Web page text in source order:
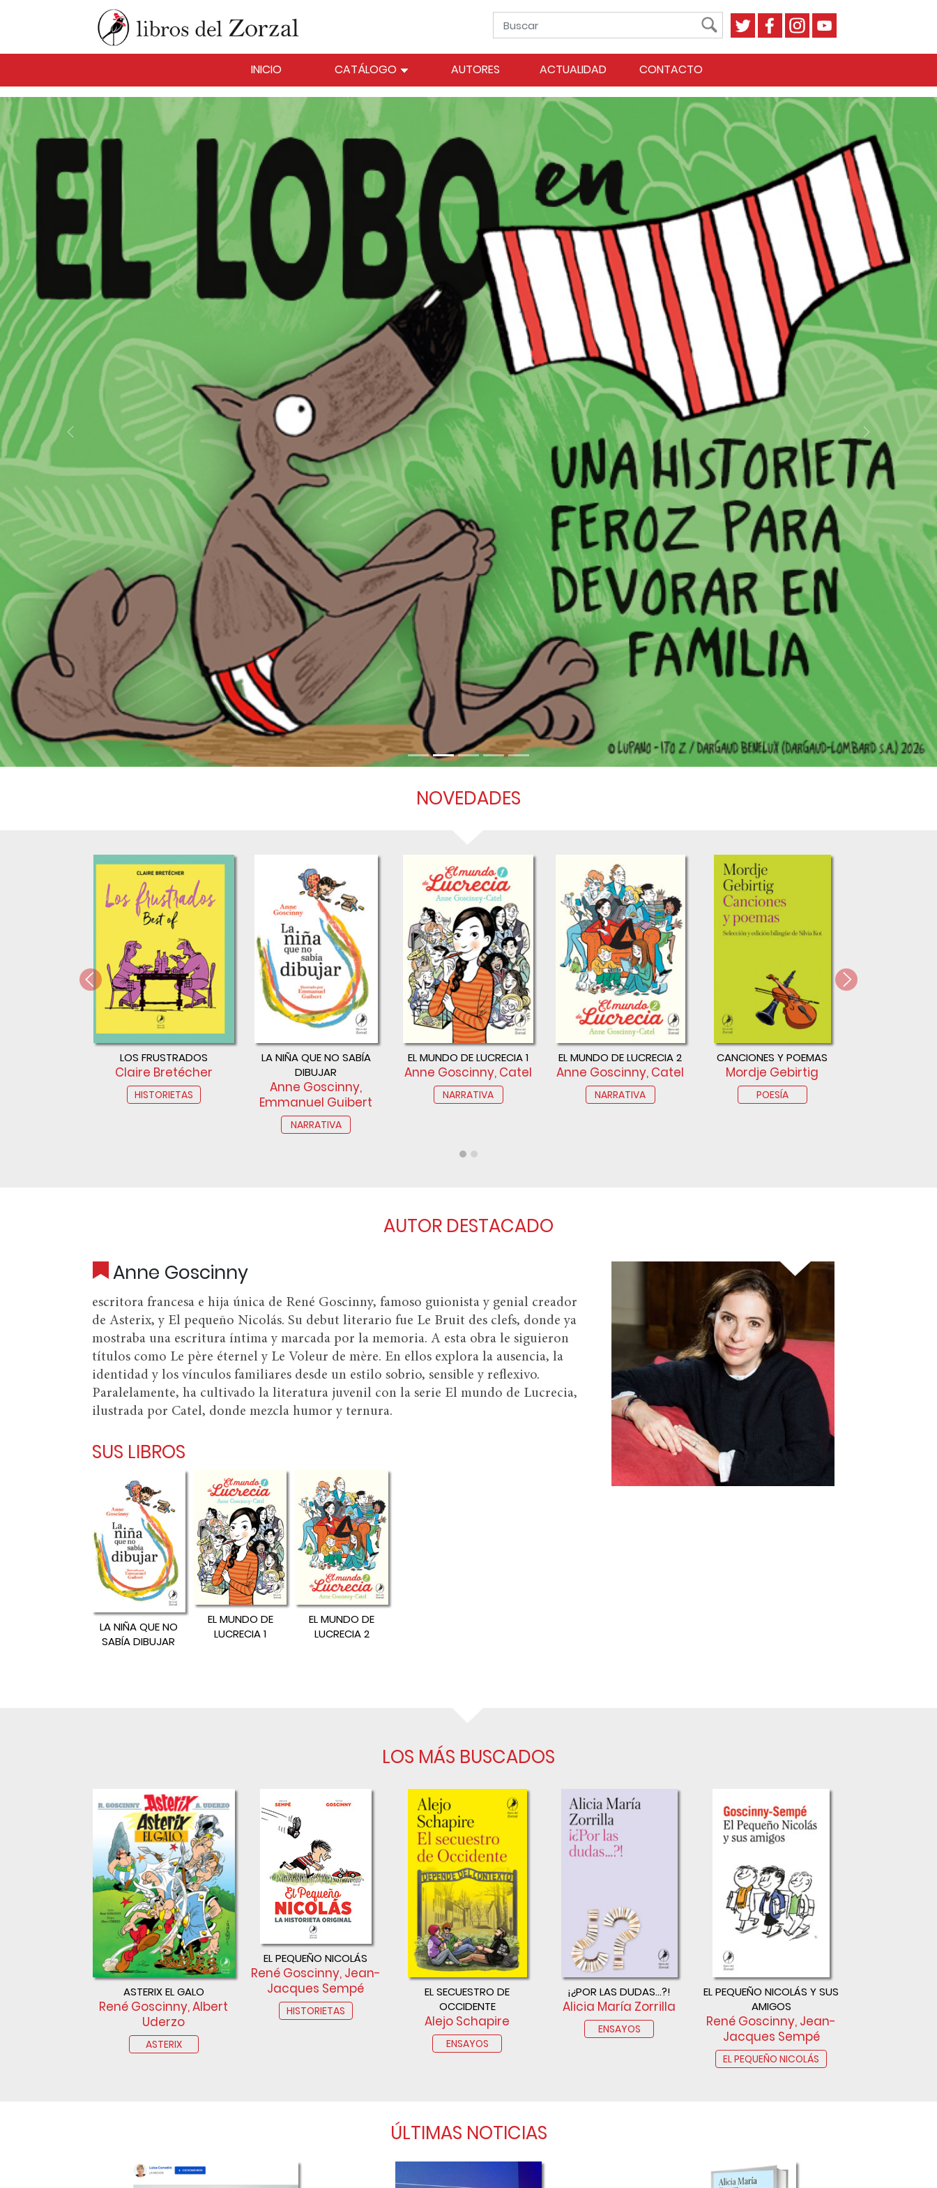
INICIO CATÁLOGO AUTORES ACTUALIDAD CONTACTO
Previo Siguiente
NOVEDADES
LOS FRUSTRADOS
Claire Bretécher
HISTORIETAS
LA NIÑA QUE NO SABÍA
DIBUJAR
Anne Goscinny,
Emmanuel Guibert
NARRATIVA
EL MUNDO DE LUCRECIA 1
Anne Goscinny, Catel
NARRATIVA
EL MUNDO DE LUCRECIA 2
Anne Goscinny, Catel
NARRATIVA
CANCIONES Y POEMAS
Mordje Gebirtig
POESÍA
AUTOR DESTACADO
Anne Goscinny
escritora francesa e hija única de René Goscinny, famoso guionista y genial creador
de Asterix, y El pequeño Nicolás. Su debut literario fue Le Bruit des clefs, donde ya
mostraba una escritura íntima y marcada por la memoria. A esta obra le siguieron
títulos como Le père éternel y Le Voleur de mère. En ellos explora la ausencia, la
identidad y los vínculos familiares desde un estilo sobrio, sensible y reflexivo.
Paralelamente, ha cultivado la literatura juvenil con la serie El mundo de Lucrecia,
ilustrada por Catel, donde mezcla humor y ternura.
SUS LIBROS
LA NIÑA QUE NO
SABÍA DIBUJAR
EL MUNDO DE
LUCRECIA 1
EL MUNDO DE
LUCRECIA 2
LOS MÁS BUSCADOS
ASTERIX EL GALO
René Goscinny, Albert
Uderzo
ASTERIX
EL PEQUEÑO NICOLÁS
René Goscinny, Jean-
Jacques Sempé
HISTORIETAS
EL SECUESTRO DE
OCCIDENTE
Alejo Schapire
ENSAYOS
¡¿POR LAS DUDAS...?!
Alicia María Zorrilla
ENSAYOS
EL PEQUEÑO NICOLÁS Y SUS
AMIGOS
René Goscinny, Jean-
Jacques Sempé
EL PEQUEÑO NICOLÁS
ÚLTIMAS NOTICIAS